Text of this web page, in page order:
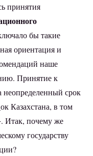
принятия
бы такие
ориентация и
наше
Принятие к
неопределенный срок
Казахстана, в том
Итак, почему же
государству